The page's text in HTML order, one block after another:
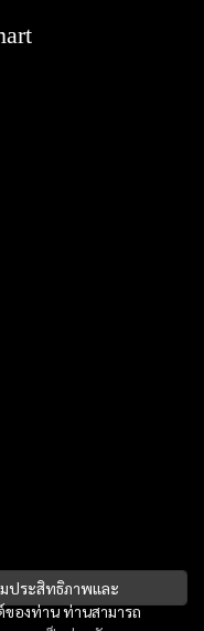
มประสิทธิภาพและ
ของท่าน ท่านสามารถ